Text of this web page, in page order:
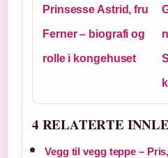
Prinsesse Astrid, fru
Ferner – biografi og
rolle i kongehuset
4 RELATERTE
Vegg til vegg teppe –